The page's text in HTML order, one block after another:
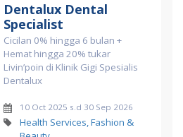
Dentalux Dental
Specialist
Cicilan 0% hingga 6 bulan +
Hemat hingga 20% tukar
Livin’poin di Klinik Gigi Spesialis
Dentalux
10 Oct 2025 s.d 30 Sep 2026
Health Services, Fashion &